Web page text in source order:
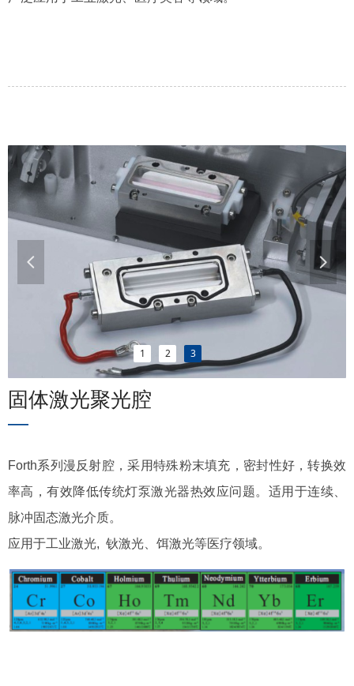
固体激光聚光腔
—
Forth系列漫反射腔，采用特殊粉末填充，密封性好，转换效
率高，有效降低传统灯泵激光器热效应问题。适用于连续、
脉冲固态激光介质。
应用于工业激光, 钬激光、饵激光等医疗领域。
1 2 3
넳 넲